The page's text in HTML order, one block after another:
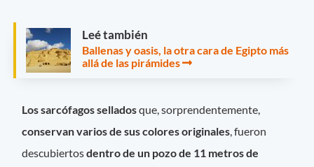
Leé también
Ballenas y oasis, la otra cara de Egipto más
allá de las pirámides
Los sarcófagos selladosque, sorprendentemente,
conservan varios de sus colores originales, fueron
descubiertosdentro de un pozo de 11 metros de